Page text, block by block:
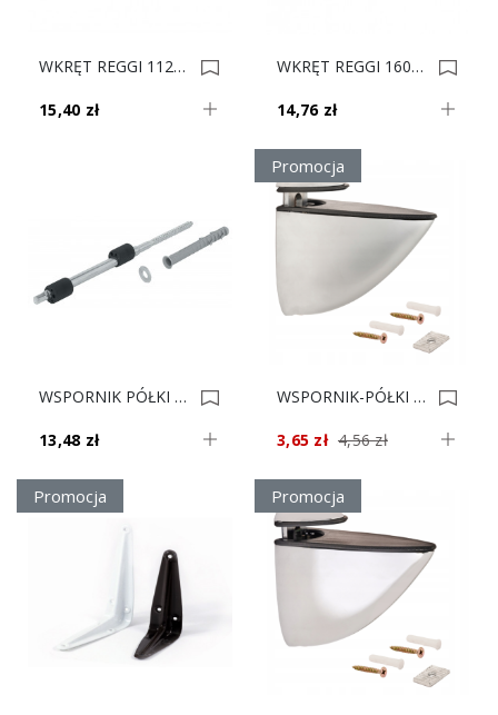
WKRĘT REGGI 112mm KOŁEK PÓŁKI WURTH 0006813
15,40 zł
WKRĘT REGGI 160mm KOŁEK PÓŁKI WURTH 0006812
14,76 zł
WSPORNIK PÓŁKI H REGIMEN Z Gw* 283.32.014 0006111
13,48 zł
Promocja
WSPORNIK-PÓŁKI TUKAN MINI ALUM-RAL EXTRA 0005676
3,65 zł 4,56 zł
Promocja Promocja